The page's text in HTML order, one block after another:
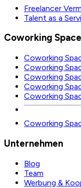
Freelancer
Talent as a
Coworking
Coworking
Coworking
Coworking
Coworking
Coworking
Coworking
Unternehmen
Blog
Team
Werbung &